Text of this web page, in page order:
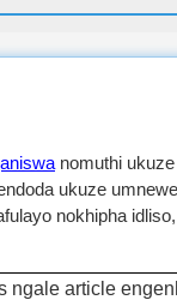
nomuthi
ukuze
nokhipha
ngale article